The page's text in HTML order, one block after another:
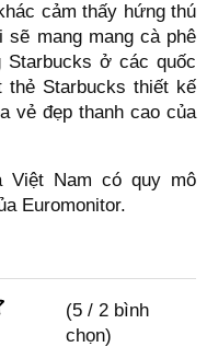
cảm thấy hứng thú
mang mang cà phê
Starbucks ở các quốc
thẻ Starbucks thiết kế
vẻ đẹp thanh cao của
Việt Nam có quy mô
Euromonitor.
(5 / 2 bình
chọn)